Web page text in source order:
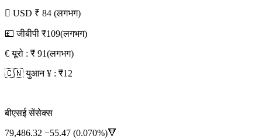
 USD ₹ 84 (लगभग)
💷 जीबीपी ₹109(लगभग)
€ यूरो : ₹ 91(लगभग)
🇨🇳 युआन ¥ : ₹12
बीएसई सेंसेक्स
79,486.32 −55.47 (0.070%)🔻